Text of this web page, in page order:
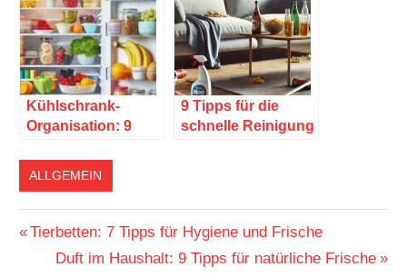
Kühlschrank-
Organisation: 9
Sauberkeit und
Ordnung
9 Tipps für die
schnelle Reinigung
ALLGEMEIN
Beitragsnavigation
Vorheriger
Beitrag:
Tierbetten: 7 Tipps für Hygiene und Frische
Nächster
Duft im Haushalt: 9 Tipps für natürliche Frische